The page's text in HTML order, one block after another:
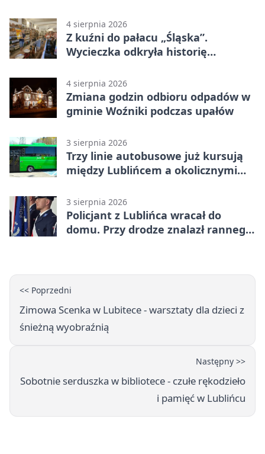
4 sierpnia 2026
Z kuźni do pałacu „Śląska”.
Wycieczka odkryła historię
4 sierpnia 2026
Zmiana godzin odbioru odpadów w
gminie Woźniki podczas upałów
3 sierpnia 2026
Trzy linie autobusowe już kursują
między Lublińcem a okolicznymi
3 sierpnia 2026
Policjant z Lublińca wracał do
domu. Przy drodze znalazł rannego
<< Poprzedni
Zimowa Scenka w Lubitece - warsztaty dla dzieci z
śnieżną wyobraźnią
Następny >>
Sobotnie serduszka w bibliotece - czułe rękodzieło
i pamięć w Lublińcu